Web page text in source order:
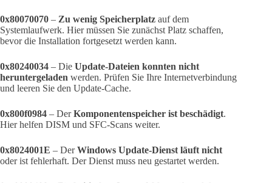
0x80070070 – Zu wenig Speicherplatz auf dem
Systemlaufwerk. Hier müssen Sie zunächst Platz schaffen,
bevor die Installation fortgesetzt werden kann.
0x80240034 – Die Update-Dateien konnten nicht
heruntergeladen werden. Prüfen Sie Ihre Internetverbindung
und leeren Sie den Update-Cache.
0x800f0984 – DerKomponentenspeicher ist beschädigt.
Hier helfen DISM und SFC-Scans weiter.
0x8024001E – DerWindows Update-Dienst läuft nicht
oder ist fehlerhaft. Der Dienst muss neu gestartet werden.